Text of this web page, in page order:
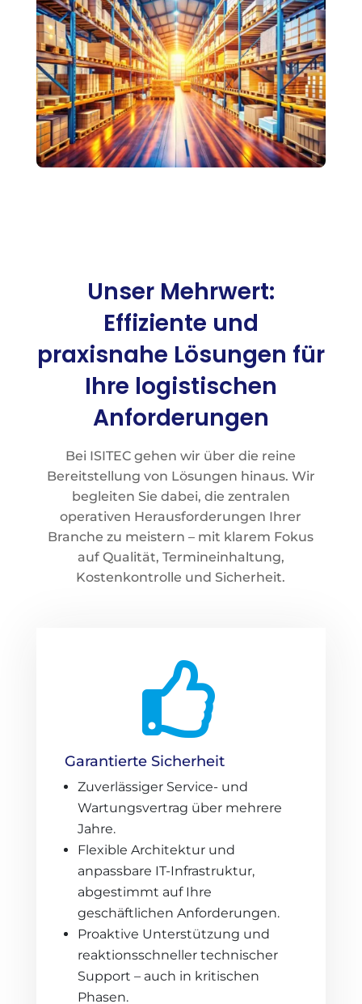
Unser Mehrwert:
Effiziente und
praxisnahe Lösungen für
Ihre logistischen
Anforderungen
Bei ISITEC gehen wir über die reine
Bereitstellung von Lösungen hinaus. Wir
begleiten Sie dabei, die zentralen
operativen Herausforderungen Ihrer
Branche zu meistern – mit klarem Fokus
auf Qualität, Termineinhaltung,
Kostenkontrolle und Sicherheit.

Garantierte Sicherheit
Zuverlässiger Service- und
Wartungsvertrag über mehrere
Jahre.
Flexible Architektur und
anpassbare IT-Infrastruktur,
abgestimmt auf Ihre
geschäftlichen Anforderungen.
Proaktive Unterstützung und
reaktionsschneller technischer
Support – auch in kritischen
Phasen.